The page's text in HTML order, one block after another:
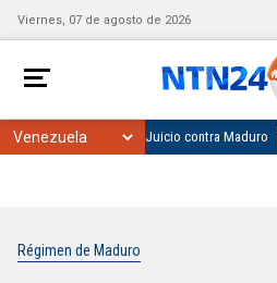
Viernes, 07 de agosto de 2026
Juicio contra Maduro
Régimen de Maduro